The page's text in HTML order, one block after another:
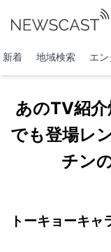
新着 地域検索 エン
あのTV紹
でも登場レ
チン
トーキョーキャ